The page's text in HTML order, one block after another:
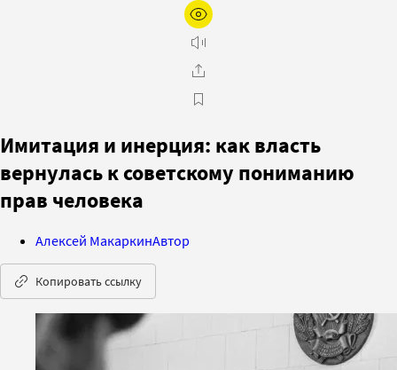
Имитация и инерция: как власть
вернулась к советскому пониманию
прав человека
Алексей МакаркинАвтор
Копировать ссылку